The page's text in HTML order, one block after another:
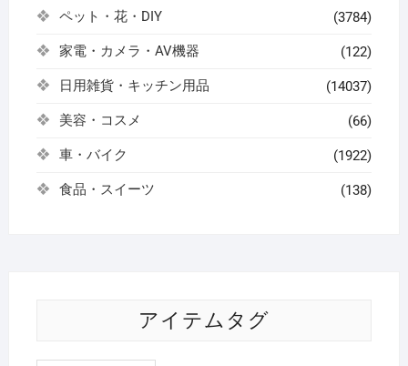
ペット・花・DIY (3784)
家電・カメラ・AV機器 (122)
日用雑貨・キッチン用品 (14037)
美容・コスメ (66)
車・バイク (1922)
食品・スイーツ (138)
アイテムタグ